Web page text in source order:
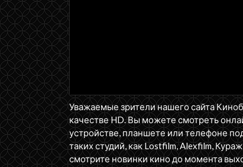
Уважаемые зрители нашего сайта
качестве HD. Вы можете смотреть
устройстве, планшете или телефоне
таких студий, как Lostfilm, Alexfilm,
смотрите новинки кино до момента